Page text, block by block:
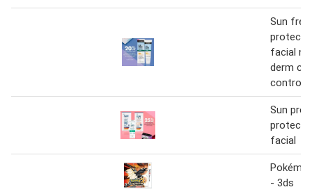
Sun
facial
derm
control
Sun pro
facial
- 3ds